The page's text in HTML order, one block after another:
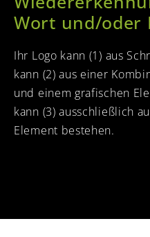
Wort und/oder
Ihr Logo kann (1) aus
kann (2) aus einer
und einem grafischen
kann (3) ausschließlich
Element bestehen.